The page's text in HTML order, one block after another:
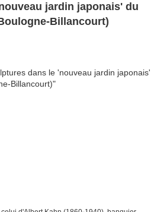
jardin japonais' du
Billancourt)